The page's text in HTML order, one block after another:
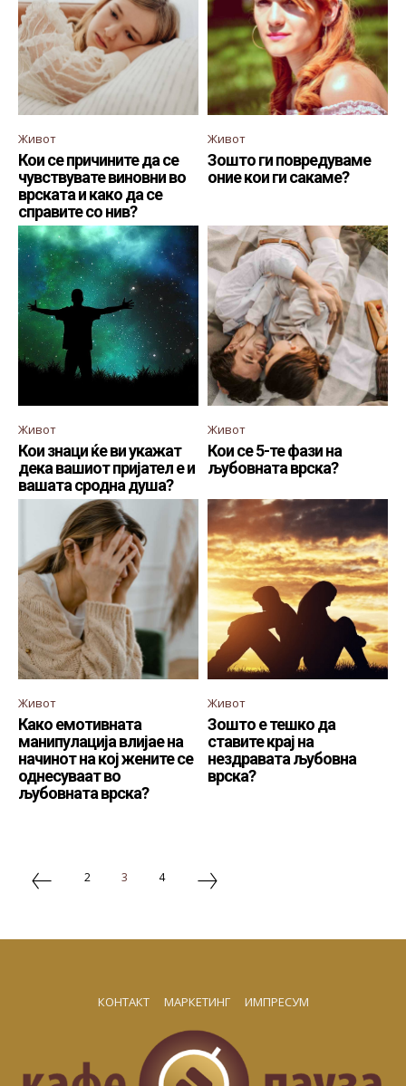
Живот
Кои се причините да се
чувствувате виновни во
врската и како да се
справите со нив?
Живот
Зошто ги повредуваме
оние кои ги сакаме?
Живот
Кои знаци ќе ви укажат
дека вашиот пријател е и
вашата сродна душа?
Живот
Кои се 5-те фази на
љубовната врска?
Живот
Како емотивната
манипулација влијае на
начинот на кој жените се
однесуваат во
љубовната врска?
Живот
Зошто е тешко да
ставите крај на
нездравата љубовна
врска?
2 3 4
КОНТАКТ МАРКЕТИНГ ИМПРЕСУМ